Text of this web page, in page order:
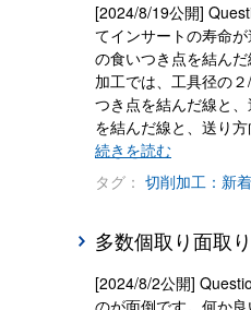
[2024/8/19公開]
てインサートの寿命
の食いつき点を結ん
加工では、工具径の
つき点を結んだ線と
を結んだ線と、送り
続きを読む
タグ： 切削加工：新
多数個取り面取
[2024/8/2公開]
のが面倒です。何か